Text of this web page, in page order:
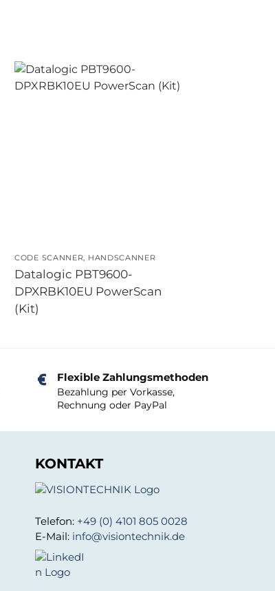
CODE SCANNER, HANDSCANNER
Datalogic PBT9600-
DPXRBK10EU PowerScan
(Kit)
Flexible Zahlungsmethoden
Bezahlung per Vorkasse,
Rechnung oder PayPal
KONTAKT
Telefon: +49 (0) 4101 805 0028
E-Mail: info@visiontechnik.de